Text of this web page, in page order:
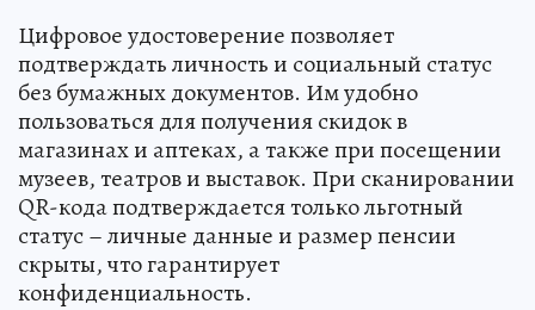
Цифровое удостоверение позволяет
подтверждать личность и социальный статус
без бумажных документов. Им удобно
пользоваться для получения скидок в
магазинах и аптеках, а также при посещении
музеев, театров и выставок. При сканировании
QR-кода подтверждается только льготный
статус – личные данные и размер пенсии
скрыты, что гарантирует
конфиденциальность.